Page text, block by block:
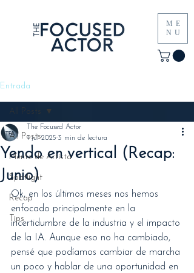
ME
NU
Entrada
All Posts
Mente de Artista
Spotlight
Recap
Tips
All Posts
Yendo en vertical (Recap:
Junio)
The Focused Actor
1 jul 2025 3 min de lectura
Ok, en los últimos meses nos hemos
enfocado principalmente en la
incertidumbre de la industria y el impacto
de la IA. Aunque eso no ha cambiado,
pensé que podíamos cambiar de marcha
un poco y hablar de una oportunidad en